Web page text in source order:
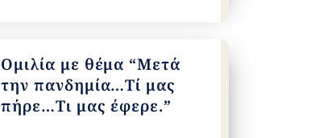
Ομιλία με θέμα “Μετά
την πανδημία…Τί μας
πήρε…Τι μας έφερε.”